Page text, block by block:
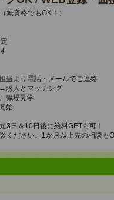
無資格でもOK！）
当より電話・メールでご連絡
求人とマッチング
職場見学
始
3日＆10日後に給料GETも可！
ください。1か月以上先の相談も